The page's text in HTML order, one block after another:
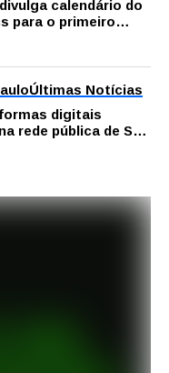
calendário do
para o primeiro
Últimas Notícias
digitais
rede pública de SP